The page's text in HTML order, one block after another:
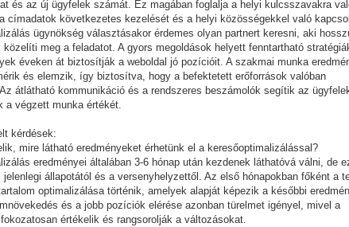
és az új ügyfelek számát. Ez magában foglalja a helyi kulcsszavakra
címadatok következetes kezelését és a helyi közösségekkel való
ügynökség választásakor érdemes olyan partnert keresni, aki
közelíti meg a feladatot. A gyors megoldások helyett fenntartható
éveken át biztosítják a weboldal jó pozícióit. A szakmai munka
és elemzik, így biztosítva, hogy a befektetett erőforrások valóban
átlátható kommunikáció és a rendszeres beszámolók segítik az
a végzett munka értékét.
kérdések:
mire látható eredményeket érhetünk el a keresőoptimalizálással?
eredményei általában 3-6 hónap után kezdenek láthatóvá válni, de
jelenlegi állapotától és a versenyhelyzettől. Az első hónapokban főként a
optimalizálása történik, amelyek alapját képezik a későbbi
és a jobb pozíciók elérése azonban türelmet igényel, mivel a
értékelik és rangsorolják a változásokat.